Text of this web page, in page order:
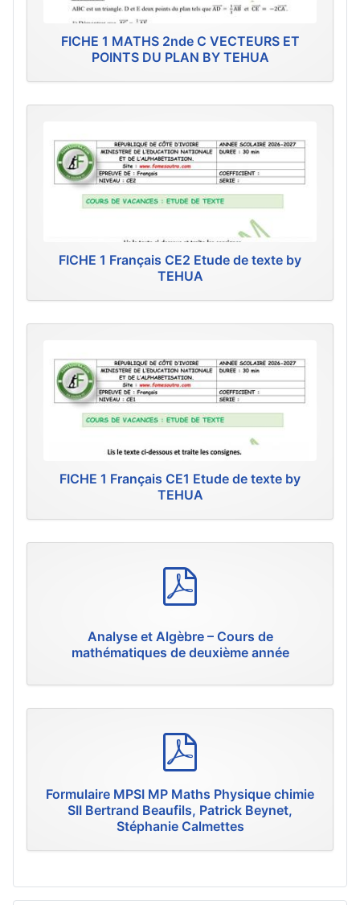
FICHE 1 MATHS 2nde C VECTEURS ET
POINTS DU PLAN BY TEHUA
FICHE 1 Français CE2 Etude de texte by
TEHUA
FICHE 1 Français CE1 Etude de texte by
TEHUA
Analyse et Algèbre – Cours de
mathématiques de deuxième année
Formulaire MPSI MP Maths Physique chimie
SII Bertrand Beaufils, Patrick Beynet,
Stéphanie Calmettes